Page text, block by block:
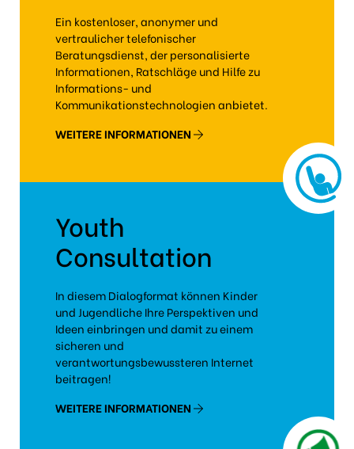
Ein kostenloser, anonymer und
vertraulicher telefonischer
Beratungsdienst, der personalisierte
Informationen, Ratschläge und Hilfe zu
Informations- und
Kommunikationstechnologien anbietet.
WEITERE INFORMATIONEN
Youth
Consultation
In diesem Dialogformat können Kinder
und Jugendliche Ihre Perspektiven und
Ideen einbringen und damit zu einem
sicheren und
verantwortungsbewussteren Internet
beitragen!
WEITERE INFORMATIONEN